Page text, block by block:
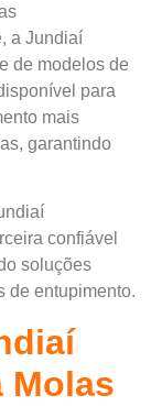
a Jundiaí
de modelos de
para
mais
garantindo
confiável
soluções
de entupimento.
Molas